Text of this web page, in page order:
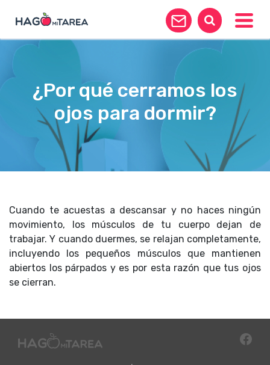
¿Por qué cerramos los
ojos para dormir?
Cuando te acuestas a descansar y no haces ningún
movimiento, los músculos de tu cuerpo dejan de
trabajar. Y cuando duermes, se relajan completamente,
incluyendo los pequeños músculos que mantienen
abiertos los párpados y es por esta razón que tus ojos
se cierran.